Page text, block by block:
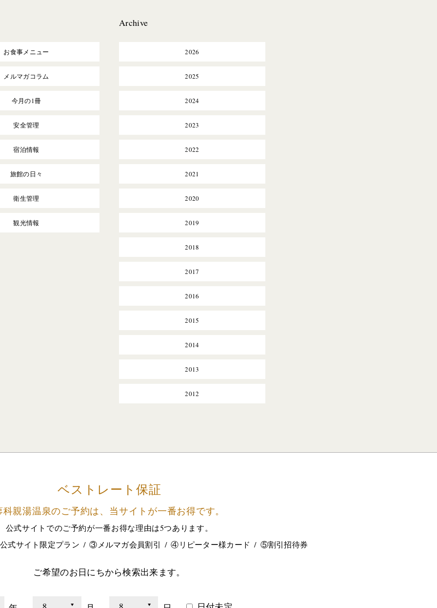
お食事メニュー
メルマガコラム
今月の1冊
安全管理
宿泊情報
旅館の日々
衛生管理
観光情報
Archive
2026
2025
2024
2023
2022
2021
2020
2019
2018
2017
2016
2015
2014
2013
2012
ベストレート保証
科親湯温泉のご予約は、 当サイトが一番お得です。
公式サイトでのご予約が一番お得な理由は5つあります。
式サイト限定プラン ③メルマガ会員割引 ④リピーター様カード ⑤割引招待券
ご希望のお日にちから検索出来ます。